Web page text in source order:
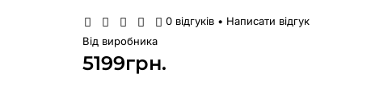
0 відгуків • Написати відгук
Від виробника
5199грн.